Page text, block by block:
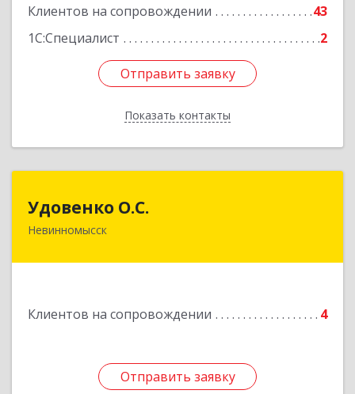
Клиентов на сопровождении
43
1С:Специалист
2
Отправить заявку
Показать контакты
Отправить заявку
Назад
Удовенко О.С.
Невинномысск
Клиентов на сопровождении 4
Отправить заявку
357 100, г.Невинномысск, ул.Революцеонная,
Отправить заявку